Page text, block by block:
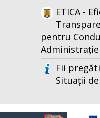
ETICA -
pentru
Administrație
Fii
Situații